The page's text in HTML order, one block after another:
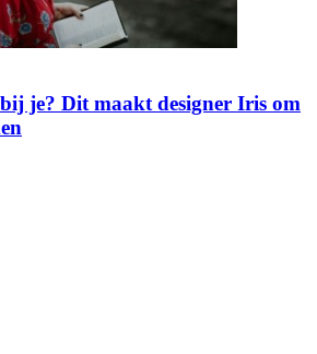
je? Dit maakt designer Iris om